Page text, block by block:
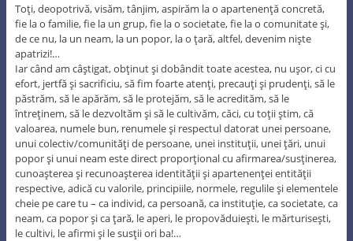
Toţi, deopotrivă, visăm, tânjim, aspirăm la o apartenenţă concretă,
fie la o familie, fie la un grup, fie la o societate, fie la o comunitate şi,
de ce nu, la un neam, la un popor, la o ţară, altfel, devenim nişte
apatrizi!…
Iar când am câştigat, obţinut şi dobândit toate acestea, nu uşor, ci cu
efort, jertfă şi sacrificiu, să fim foarte atenţi, precauţi şi prudenţi, să le
păstrăm, să le apărăm, să le protejăm, să le acredităm, să le
întreţinem, să le dezvoltăm şi să le cultivăm, căci, cu toţii ştim, că
valoarea, numele bun, renumele şi respectul datorat unei persoane,
unui colectiv/comunităţi de persoane, unei instituţii, unei ţări, unui
popor şi unui neam este direct proporţional cu afirmarea/susţinerea,
cunoaşterea şi recunoaşterea identităţii şi apartenenţei entităţii
respective, adică cu valorile, principiile, normele, regulile şi elementele
cheie pe care tu – ca individ, ca persoană, ca instituţie, ca societate, ca
neam, ca popor şi ca ţară, le aperi, le propovăduieşti, le mărturiseşti,
le cultivi, le afirmi şi le susţii ori ba!…